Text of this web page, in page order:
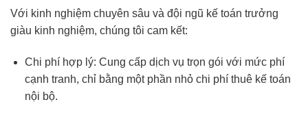
Với kinh nghiệm chuyên sâu và đội ngũ kế toán trưởng
giàu kinh nghiệm, chúng tôi cam kết:
Chi phí hợp lý: Cung cấp dịch vụ trọn gói với mức phí
cạnh tranh, chỉ bằng một phần nhỏ chi phí thuê kế toán
nội bộ.